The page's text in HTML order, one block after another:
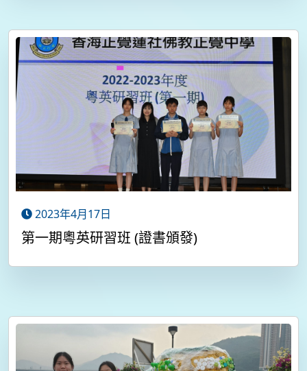
2023年4月17日
第一期粵英研習班 (證書頒發)